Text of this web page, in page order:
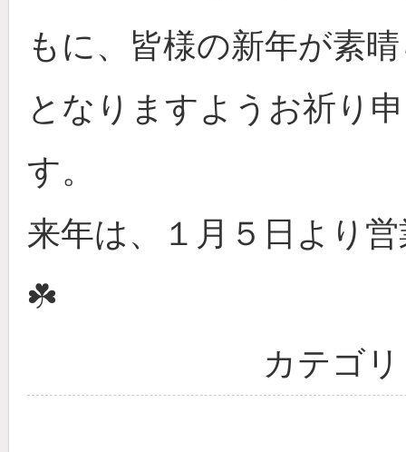
もに、皆様の新年が素
となりますようお祈り
す。
来年は、１月５日より
☘️
カテゴ